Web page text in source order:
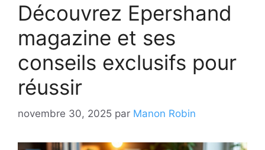
Découvrez Epershand
magazine et ses
conseils exclusifs pour
réussir
novembre 30, 2025 par Manon Robin